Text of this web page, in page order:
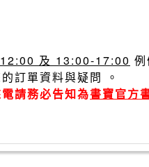
及 13:00-17:00
訂單資料與疑問 。
請務必告知為書寶官方